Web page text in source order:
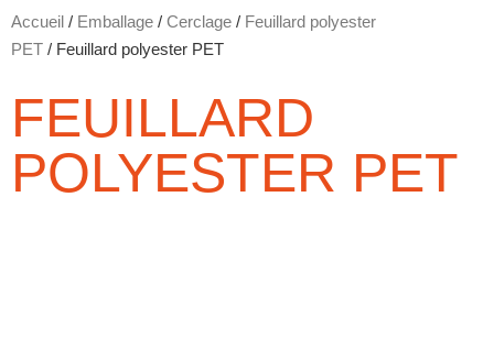
Accueil / Emballage / Cerclage / Feuillard polyester
PET / Feuillard polyester PET
FEUILLARD
POLYESTER PET